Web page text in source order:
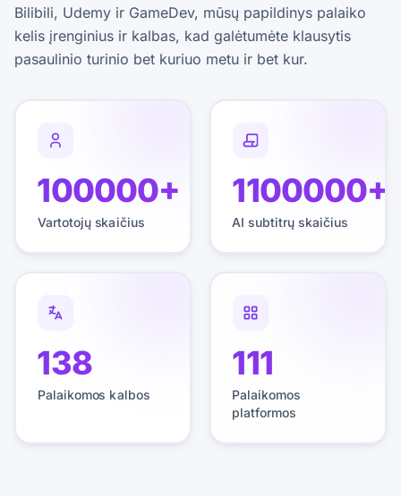
Bilibili, Udemy ir GameDev, mūsų papildinys palaiko
kelis įrenginius ir kalbas, kad galėtumėte klausytis
pasaulinio turinio bet kuriuo metu ir bet kur.
100000+
Vartotojų skaičius
1100000+
AI subtitrų skaičius
138
Palaikomos kalbos
111
Palaikomos
platformos